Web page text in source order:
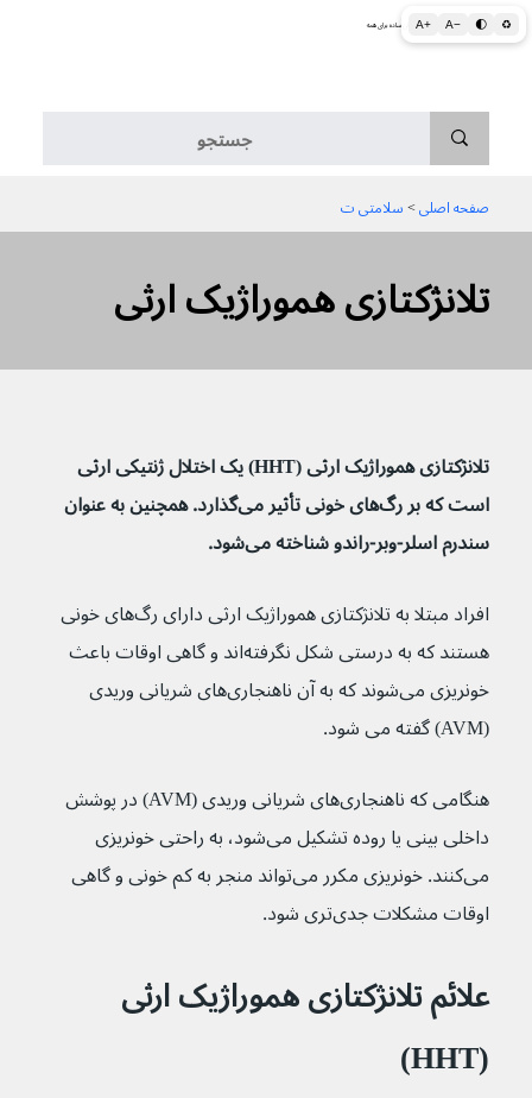
A+ A− 🌓 ♻ اطلاعات پزشکی و بهداشتی به زبان ساده برای همه
تلانژکتازی هموراژیک ارثی
صفحه اصلی > سلامتی ت
تلانژکتازی هموراژیک ارثی (HHT) یک اختلال ژنتیکی ارثی
است که بر رگ‌های خونی تأثیر می‌گذارد. همچنین به عنوان
سندرم اسلر-وبر-راندو شناخته می‌شود.
افراد مبتلا به تلانژکتازی هموراژیک ارثی دارای رگ‌های خونی
هستند که به درستی شکل نگرفته‌اند و گاهی اوقات باعث
خونریزی می‌شوند که به آن ناهنجاری‌های شریانی وریدی
(AVM) گفته می شود.
هنگامی که ناهنجاری‌های شریانی وریدی (AVM) در پوشش
داخلی بینی یا روده تشکیل می‌شود، به راحتی خونریزی
می‌کنند. خونریزی مکرر می‌تواند منجر به کم خونی و گاهی
اوقات مشکلات جدی‌تری شود.
علائم تلانژکتازی هموراژیک ارثی
(HHT)